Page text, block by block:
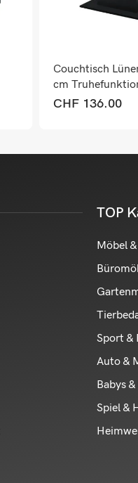
Couchtisch
cm
Holzfarben/
CHF136.00
TOP
Möbel
Sport &
Auto &
Babys
Spiel &